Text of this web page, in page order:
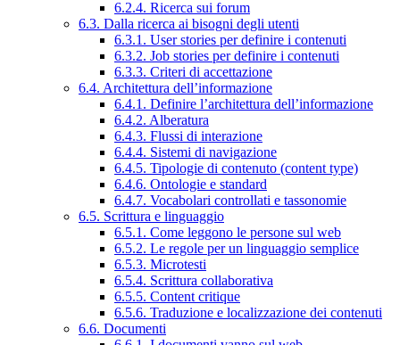
6.2.4. Ricerca sui forum
6.3. Dalla ricerca ai bisogni degli utenti
6.3.1. User stories per definire i contenuti
6.3.2. Job stories per definire i contenuti
6.3.3. Criteri di accettazione
6.4. Architettura dell’informazione
6.4.1. Definire l’architettura dell’informazione
6.4.2. Alberatura
6.4.3. Flussi di interazione
6.4.4. Sistemi di navigazione
6.4.5. Tipologie di contenuto (content type)
6.4.6. Ontologie e standard
6.4.7. Vocabolari controllati e tassonomie
6.5. Scrittura e linguaggio
6.5.1. Come leggono le persone sul web
6.5.2. Le regole per un linguaggio semplice
6.5.3. Microtesti
6.5.4. Scrittura collaborativa
6.5.5. Content critique
6.5.6. Traduzione e localizzazione dei contenuti
6.6. Documenti